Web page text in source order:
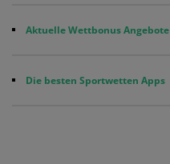
Aktuelle Wettbonus Angebote
Die besten Sportwetten Apps